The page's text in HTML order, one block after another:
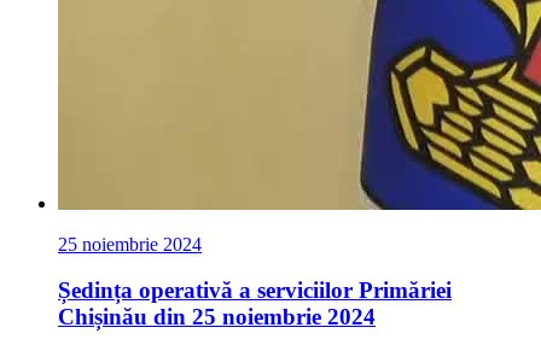
25 noiembrie 2024
Ședința operativă a serviciilor Primăriei
Chișinău din 25 noiembrie 2024